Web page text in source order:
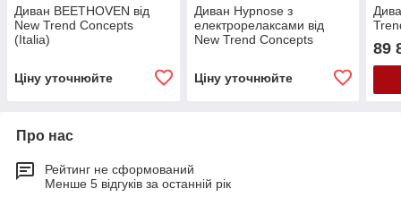
Диван BEETHOVEN від
New Trend Concepts
(Italia)
Ціну уточнюйте
Диван Hypnose з
електрорелаксами від
New Trend Concepts
Ціну уточнюйте
89
Про нас
Рейтинг не сформований
Менше 5 відгуків за останній рік